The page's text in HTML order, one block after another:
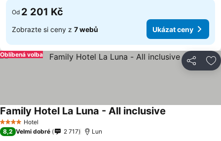
Od 2 201 Kč
Zobrazte si ceny z 7 webů Ukázat ceny
Sdílet
Oblíbená volba
4 Počet hvězdiček
Hotel
Family Hotel La Luna - All inclusive
8,2 Velmi dobré 2 717 Lun